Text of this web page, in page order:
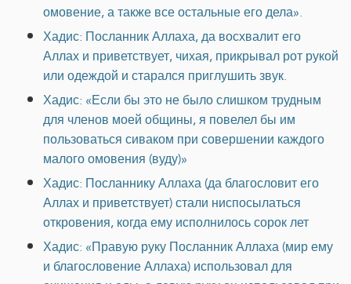
омовение, а также все остальные его дела».
Хадис: Посланник Аллаха, да восхвалит его
Аллах и приветствует, чихая, прикрывал рот рукой
или одеждой и старался приглушить звук.
Хадис: «Если бы это не было слишком трудным
для членов моей общины, я повелел бы им
пользоваться сиваком при совершении каждого
малого омовения (вуду)»
Хадис: Посланнику Аллаха (да благословит его
Аллах и приветствует) стали ниспосылаться
откровения, когда ему исполнилось сорок лет
Хадис: «Правую руку Посланник Аллаха (мир ему
и благословение Аллаха) использовал для